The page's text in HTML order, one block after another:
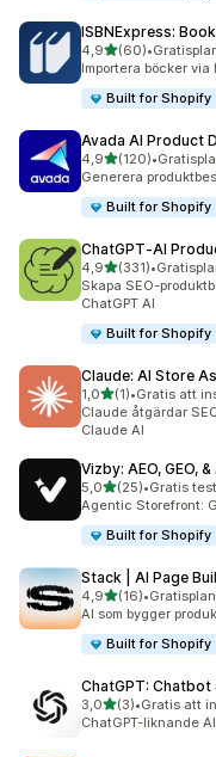
ISBNExpress:
4,9av 5 stjärnor
(60)
60 recensioner totalt
•
Importera böcker
Built for Shopify
Avada AI Product
4,9av 5 stjärnor
(120)
120 recensioner
•
Generera
Built for Shopify
ChatGPT‑AI
4,9av 5 stjärnor
(331)
331 recensioner totalt
•
Skapa SEO-
ChatGPT AI
Built for Shopify
Claude: AI Store
1,0av 5 stjärnor
(1)
1 recensioner totalt
•Gratis att
Claude åtgärdar
Claude AI
Vizby: AEO, GEO,
5,0av 5 stjärnor
(25)
25 recensioner totalt
•Gratis
Agentic Storefront:
Built for Shopify
Stack | AI Page
4,9av 5 stjärnor
(16)
16 recensioner totalt
•
AI som bygger
Built for Shopify
ChatGPT: Chatbot
3,0av 5 stjärnor
(3)
3 recensioner totalt
•Gratis att
ChatGPT-liknande